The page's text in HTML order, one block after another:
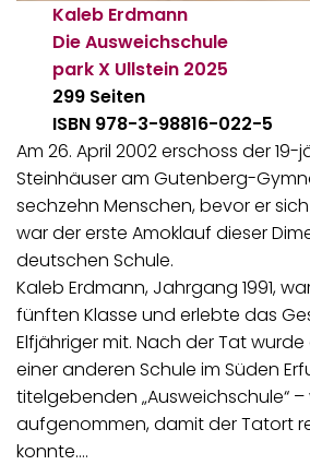
Kaleb Erdmann
Die Ausweichschule
park X Ullstein 2025
299 Seiten
ISBN 978-3-98816-022-5
Am 26. April 2002 erschoss der 19-
Steinhäuser am Gutenberg-
sechzehn Menschen, bevor er
war der erste Amoklauf dieser
deutschen Schule.
Kaleb Erdmann, Jahrgang 1991,
fünften Klasse und erlebte das
Elfjähriger mit. Nach der Tat
einer anderen Schule im Süden
titelgebenden „Ausweichschule“
aufgenommen, damit der Tatort
konnte.…